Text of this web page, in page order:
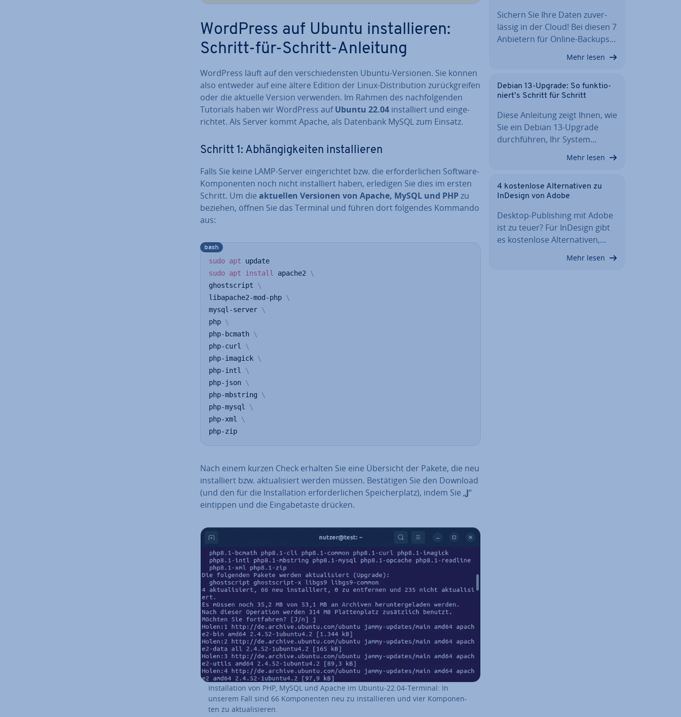
WordPress auf Ubuntu in­stal­lie­ren:
Schritt-für-Schritt-Anleitung
WordPress läuft auf den ver­schie­dens­ten Ubuntu-Versionen. Sie können
also entweder auf eine ältere Edition der Linux-Dis­tri­bu­ti­on zu­rück­grei­fen
oder die aktuelle Version verwenden. Im Rahmen des nach­fol­gen­den
Tutorials haben wir WordPress aufUbuntu 22.04 in­stal­liert und ein­ge­
rich­tet. Als Server kommt Apache, als Datenbank MySQL zum Einsatz.
Schritt 1: Ab­hän­gig­kei­ten in­stal­lie­ren
Falls Sie keine LAMP-Server ein­ge­rich­tet bzw. die er­for­der­li­chen Software-
Kom­po­nen­ten noch nicht in­stal­liert haben, erledigen Sie dies im ersten
Schritt. Um die aktuellen Versionen von Apache, MySQL und PHPzu
beziehen, öffnen Sie das Terminal und führen dort folgendes Kommando
aus:
sudo apt
sudo apt install apache2 \
ghostscript \
libapache2-mod-php \
mysql-server \
php \
php-bcmath \
php-curl \
php-imagick \
php-intl \
php-json \
php-mbstring \
php-mysql \
php-xml \
php-zip
bash
Nach einem kurzen Check erhalten Sie eine Übersicht der Pakete, die neu
in­stal­liert bzw. ak­tua­li­siert werden müssen. Be­stä­ti­gen Sie den Download
(und den für die In­stal­la­ti­on er­for­der­li­chen Spei­cher­platz), indem Sie „J“
eintippen und die Ein­ga­be­tas­te drücken.
In­stal­la­ti­on von PHP, MySQL und Apache im Ubuntu-22.04-Terminal: In
unserem Fall sind 66 Kom­po­nen­ten neu zu in­stal­lie­ren und vier Kom­po­nen­
ten zu ak­tua­li­sie­ren.
Sichern Sie Ihre Daten zu­ver­
läs­sig in der Cloud! Bei diesen 7
Anbietern für Online-Backups…
Mehr lesen
Debian 13-Upgrade: So funk­tio­
niert’s Schritt für Schritt
Diese Anleitung zeigt Ihnen, wie
Sie ein Debian 13-Upgrade
durch­füh­ren, Ihr System…
Mehr lesen
4 kos­ten­lo­se Al­ter­na­ti­ven zu
InDesign von Adobe
Desktop-Pu­bli­shing mit Adobe
ist zu teuer? Für InDesign gibt
es kos­ten­lo­se Al­ter­na­ti­ven,…
Mehr lesen